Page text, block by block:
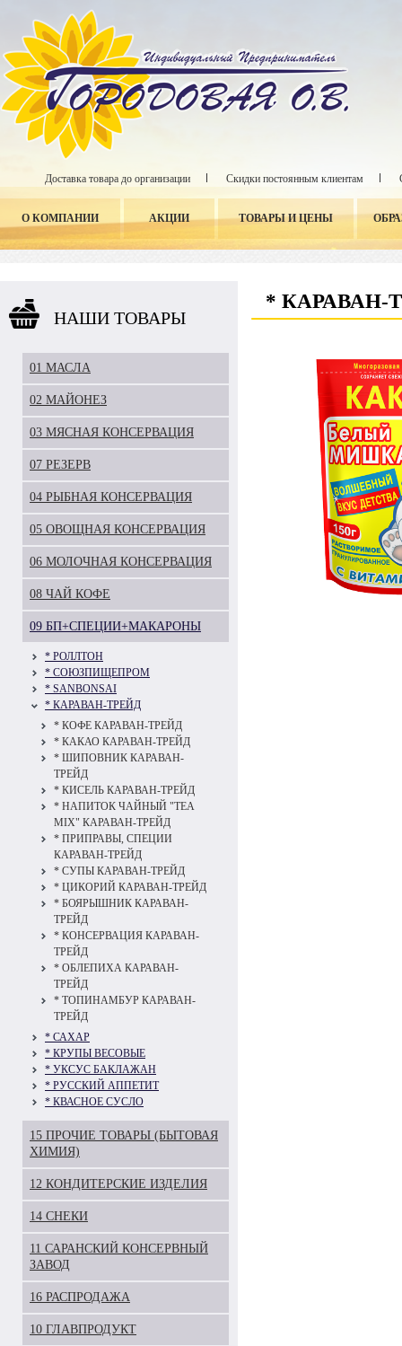
Доставка товара до организации Скидки постоянным клиентам
О КОМПАНИИ АКЦИИ ТОВАРЫ И ЦЕНЫ
НАШИ ТОВАРЫ
01 МАСЛА
02 МАЙОНЕЗ
03 МЯСНАЯ КОНСЕРВАЦИЯ
07 РЕЗЕРВ
04 РЫБНАЯ КОНСЕРВАЦИЯ
05 ОВОЩНАЯ КОНСЕРВАЦИЯ
06 МОЛОЧНАЯ КОНСЕРВАЦИЯ
08 ЧАЙ КОФЕ
09 БП+СПЕЦИИ+МАКАРОНЫ
* РОЛЛТОН
* СОЮЗПИЩЕПРОМ
* SANBONSAI
* КАРАВАН-ТРЕЙД
* КОФЕ КАРАВАН-ТРЕЙД
* КАКАО КАРАВАН-ТРЕЙД
* ШИПОВНИК КАРАВАН-
ТРЕЙД
* КИСЕЛЬ КАРАВАН-ТРЕЙД
* НАПИТОК ЧАЙНЫЙ "TEA
MIX" КАРАВАН-ТРЕЙД
* ПРИПРАВЫ, СПЕЦИИ
КАРАВАН-ТРЕЙД
* СУПЫ КАРАВАН-ТРЕЙД
* ЦИКОРИЙ КАРАВАН-ТРЕЙД
* БОЯРЫШНИК КАРАВАН-
ТРЕЙД
* КОНСЕРВАЦИЯ КАРАВАН-
ТРЕЙД
* ОБЛЕПИХА КАРАВАН-
ТРЕЙД
* ТОПИНАМБУР КАРАВАН-
ТРЕЙД
* САХАР
* КРУПЫ ВЕСОВЫЕ
* УКСУС БАКЛАЖАН
* РУССКИЙ АППЕТИТ
* КВАСНОЕ СУСЛО
15 ПРОЧИЕ ТОВАРЫ (БЫТОВАЯ
ХИМИЯ)
12 КОНДИТЕРСКИЕ ИЗДЕЛИЯ
14 СНЕКИ
11 САРАНСКИЙ КОНСЕРВНЫЙ
ЗАВОД
16 РАСПРОДАЖА
10 ГЛАВПРОДУКТ
* КАРАВАН-